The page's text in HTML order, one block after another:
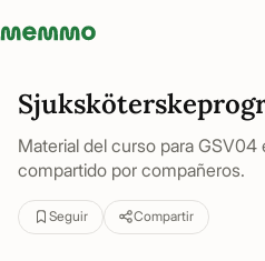
Memmo - AI-verktyg och digital
Material del curso para
compartido por compañeros.
Seguir Compartir